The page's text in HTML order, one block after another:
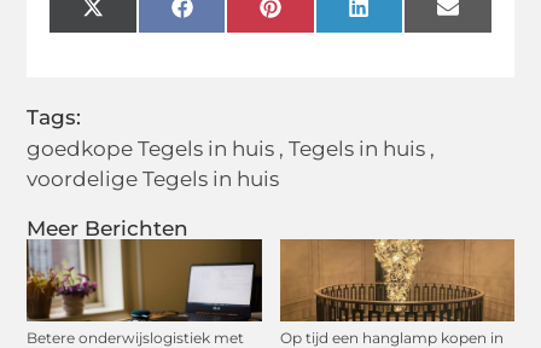
Meer Berichten
Betere onderwijslogistiek met
Op tijd een hanglamp kopen in
X
(Twitter)
FacebookPinterestLinkedInEmail
Tags:
goedkope Tegels in huis ,Tegels in huis ,
voordelige Tegels in huis